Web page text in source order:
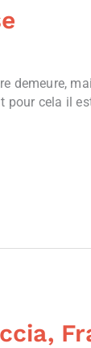
demeure,
pour cela il